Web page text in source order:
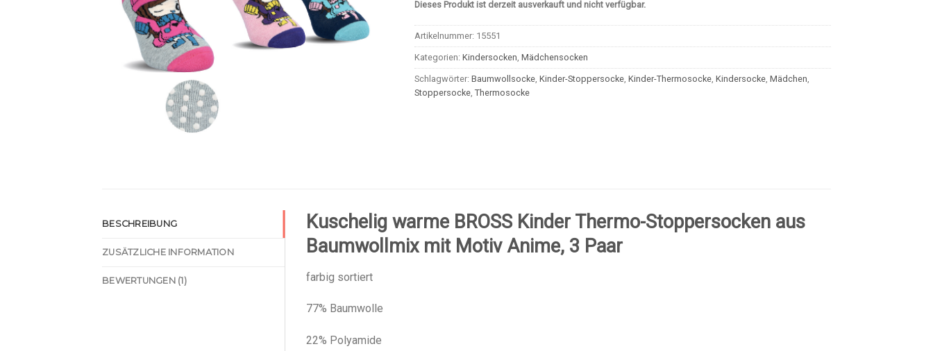
Bewertet
von 5,
basierend
auf
1
Kundenbewertung
Dieses Produkt ist derzeit ausverkauft und nicht verfügbar.
Artikelnummer: 15551
Kategorien: Kindersocken Mädchensocken
Schlagwörter: Baumwollsocke Kinder-Stoppersocke Kinder-Thermosocke Kindersocke Mädchen
Stoppersocke Thermosocke
BESCHREIBUNG
ZUSÄTZLICHE INFORMATION
BEWERTUNGEN (1)
Kuschelig warme BROSS Kinder Thermo-Stoppersocken aus
Baumwollmix mit Motiv Anime, 3 Paar
farbig sortiert
77% Baumwolle
22% Polyamide